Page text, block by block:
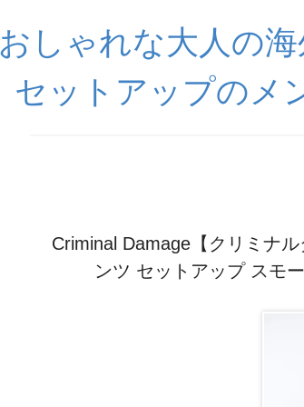
おしゃれな大人の
セットアップのメ
Criminal Damage【クリミナ
ンツ セットアップ スモ